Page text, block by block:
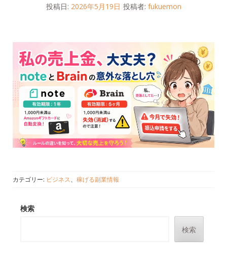
投稿日: 2026年5月19日 投稿者: fukuemon
カテゴリー: ビジネス、 稼げる副業情報
検索
検索